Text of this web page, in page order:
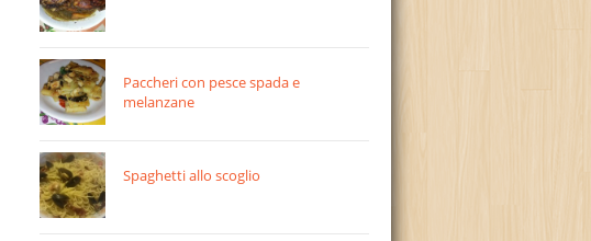
Paccheri con pesce spada e
melanzane
Spaghetti allo scoglio